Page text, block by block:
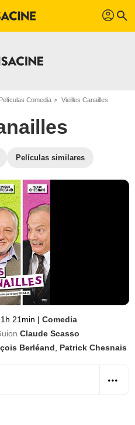
profil search
Películas Comedia Vieilles Canailles
Películas similares
1h 21min | Comedia
Claude Scasso
Berléand Patrick Chesnais